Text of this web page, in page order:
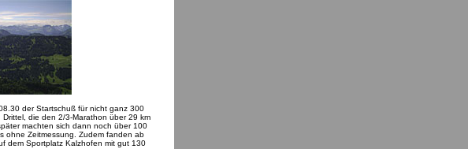
der Startschuß für nicht ganz 300
die den 2/3-Marathon über 29 km
machten sich dann noch über 100
ohne Zeitmessung. Zudem fanden ab
dem Sportplatz Kalzhofen mit gut 130